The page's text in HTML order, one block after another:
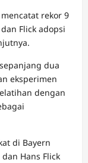
rekor 9
Flick adopsi
dua
eksperimen
dengan
di Bayern
Hans Flick